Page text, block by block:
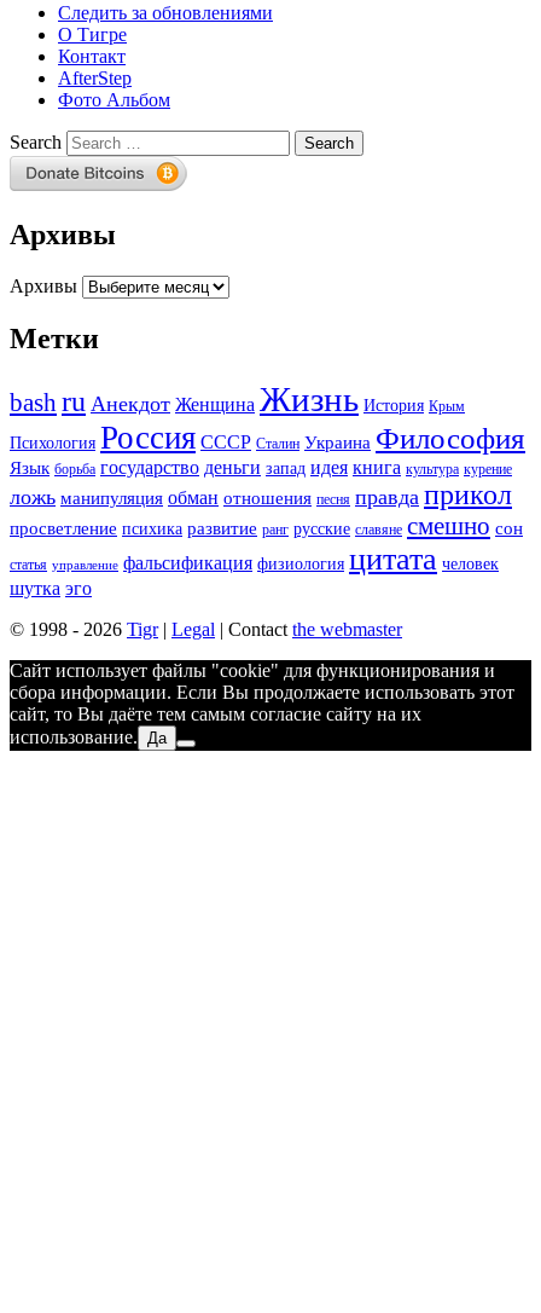
Следить за обновлениями
О Тигре
Контакт
AfterStep
Фото Альбом
Search
Архивы
Архивы
Метки
bashru Анекдот Женщина Жизнь История Крым
Психология Россия СССР Сталин Украина Философия
Язык борьба государство деньги запад идея книга культура курение
ложь манипуляция обман отношения песня правда прикол
просветление психика развитие ранг русские славяне смешно сон
статья управление фальсификация физиология цитата человек
шутка эго
© 1998 - 2026 Tigr| Legal | Contact the webmaster
Сайт использует файлы "cookie" для функционирования и
сбора информации. Если Вы продолжаете использовать этот
сайт, то Вы даёте тем самым согласие сайту на их
использование. Да